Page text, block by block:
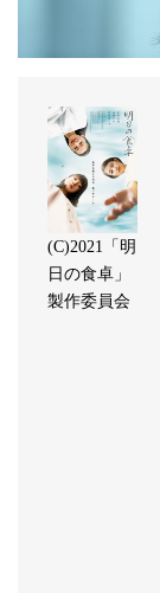
(C)2021「明
日の食卓」
製作委員会